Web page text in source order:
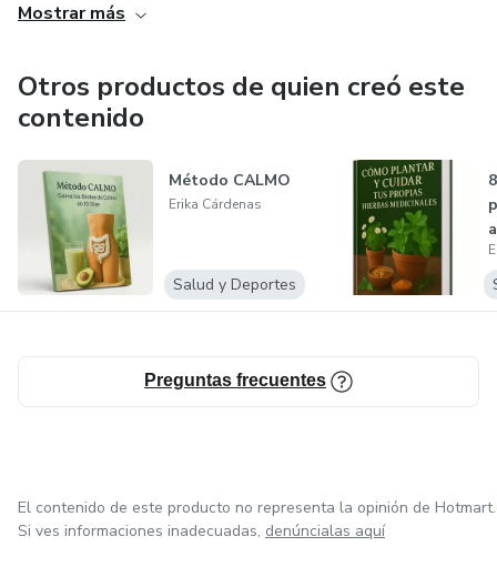
Mostrar más
Otros productos de quien creó este
contenido
Método CALMO
Erika Cárdenas
Salud y Deportes
Preguntas frecuentes
El contenido de este producto no representa la opinión de Hotmart.
Si ves informaciones inadecuadas, denúncialas aquí